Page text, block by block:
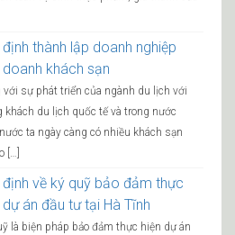
định thành lập doanh nghiệp
doanh khách sạn
với sự phát triển của ngành du lịch với
khách du lịch quốc tế và trong nước
ta ngày càng có nhiều khách sạn
[…]
định về ký quỹ bảo đảm thực
dự án đầu tư tại Hà Tĩnh
là biện pháp bảo đảm thực hiện dự án